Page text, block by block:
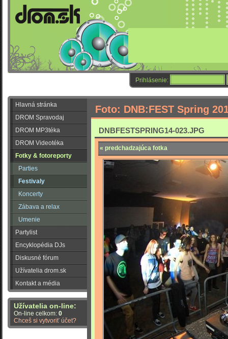
Prihlásenie:
Hlavná stránka
DROM Spravodaj
DROM MP3téka
DROM Videotéka
Fotky & fotoreporty
Parties
Festivaly
Koncerty
Zábava a relax
Umenie
Partylist
Encyklopédia DJs
Diskusné fórum
Užívatelia drom.sk
Kontakt a média
Užívatelia on-line:
On-line celkom: 0
Chceš si vytvoriť účet?
Foto: DNB:FEST Spring
DNBFESTSPRING14-023.JPG
« predchadzajúca fotka